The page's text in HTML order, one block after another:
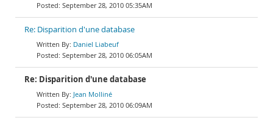
September 28, 2010 05:35AM
Re: Disparition d'une database
Daniel Liabeuf
September 28, 2010 06:05AM
Re: Disparition d'une database
Jean Molliné
September 28, 2010 06:09AM